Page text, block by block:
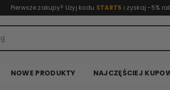
Pierwsze zakupy? Użyj kodu START5 i zyskaj -5%
NOWE PRODUKTY NAJCZĘŚCIEJ